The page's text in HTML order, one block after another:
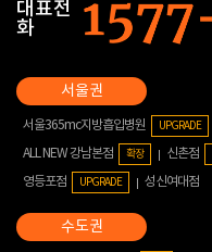
대표전
화
서울365mc지방흡입병원 UPGRADE
ALL NEW 강남본점 확장 신촌점
영등포점
UPGRADE 성신여대점